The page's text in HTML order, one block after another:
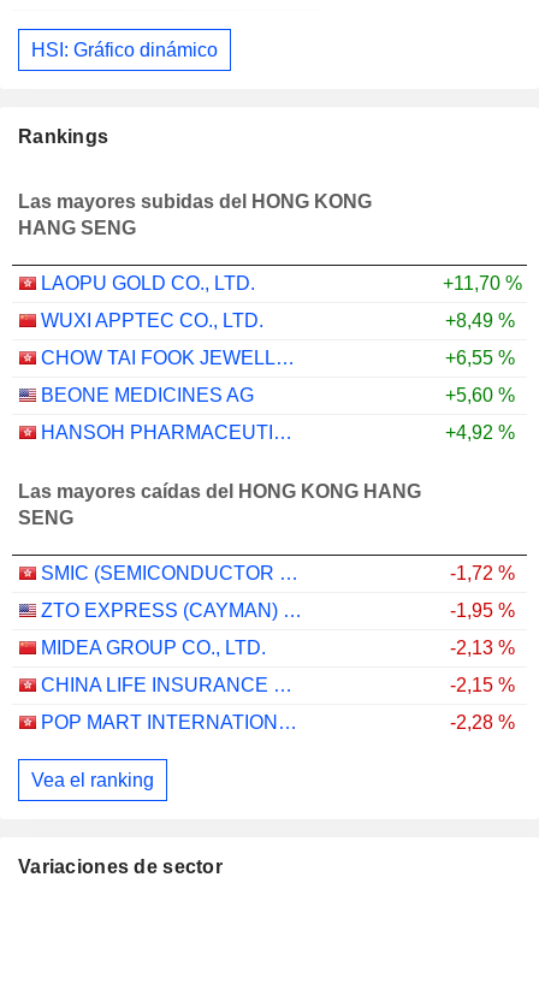
HSI: Gráfico dinámico
Rankings
Las mayores subidas del HONG KONG
HANG SENG
LAOPU GOLD CO., LTD.
+11,70 %
WUXI APPTEC CO., LTD.
+8,49 %
CHOW TAI FOOK JEWELLERY GROUP LIMITED
+6,55 %
BEONE MEDICINES AG
+5,60 %
HANSOH PHARMACEUTICAL GROUP COMPANY LIMITED
+4,92 %
Las mayores caídas del HONG KONG HANG
SENG
SMIC (SEMICONDUCTOR MANUFACTURING INTERNATIONAL COMPANY)
-1,72 %
ZTO EXPRESS (CAYMAN) INC.
-1,95 %
MIDEA GROUP CO., LTD.
-2,13 %
CHINA LIFE INSURANCE COMPANY LIMITED
-2,15 %
POP MART INTERNATIONAL GROUP LIMITED
-2,28 %
Vea el ranking
Variaciones de sector